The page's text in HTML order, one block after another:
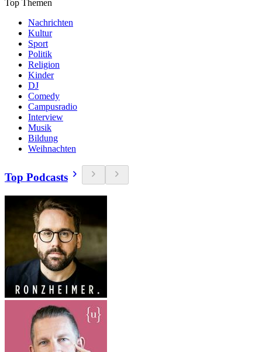
Top Themen
Nachrichten
Kultur
Sport
Politik
Religion
Kinder
DJ
Comedy
Campusradio
Interview
Musik
Bildung
Weihnachten
Top Podcasts